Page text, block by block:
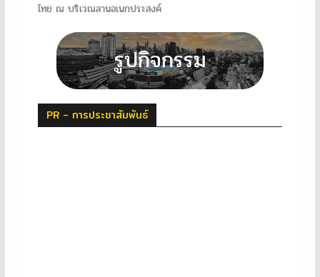
ไทย ณ บริเวณลานอเนกประสงค์
PR - การประชาสัมพันธ์